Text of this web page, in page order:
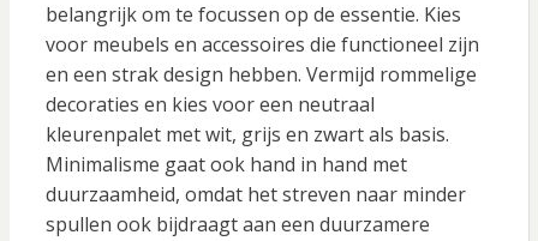
belangrijk om te focussen op de essentie. Kies
voor meubels en accessoires die functioneel zijn
en een strak design hebben. Vermijd rommelige
decoraties en kies voor een neutraal
kleurenpalet met wit, grijs en zwart als basis.
Minimalisme gaat ook hand in hand met
duurzaamheid, omdat het streven naar minder
spullen ook bijdraagt aan een duurzamere